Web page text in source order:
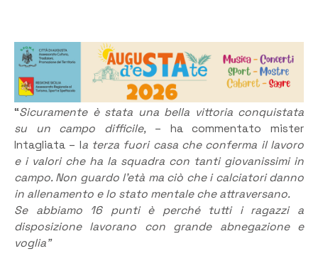
“Sicuramente è stata una bella vittoria conquistata
su un campo difficile, – ha commentato mister
Intagliata – la terza fuori casa che conferma il lavoro
e i valori che ha la squadra con tanti giovanissimi in
campo. Non guardo l’età ma ciò che i calciatori danno
in allenamento e lo stato mentale che attraversano.
Se abbiamo 16 punti è perché tutti i ragazzi a
disposizione lavorano con grande abnegazione e
voglia”